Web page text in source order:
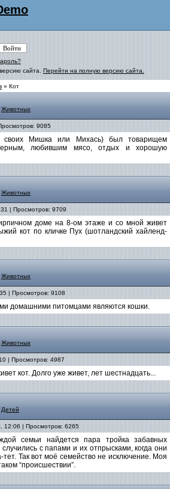
сайта. Перейти на полную версию сайта.
» Кот
Животных
9085
Мишка или Михась) был товарищем
черным, любившим мясо, отдых и хорошую
Животных
| Просмотров: 9709
доме на 8-ом этаже и со мной живет
кот по кличке Пух (шотландский хайленд-
Животных
| Просмотров: 9108
домашними питомцами являются кошки.
Животных
| Просмотров: 4987
кот. Долго уже живет, лет шестнадцать...
Детей
12:06 | Просмотров: 6265
семьи найдется пара тройка забавных
с папами и их отпрысками, когда они
тет. Так вот моё семейство не исключение. Моя
“происшествии”.